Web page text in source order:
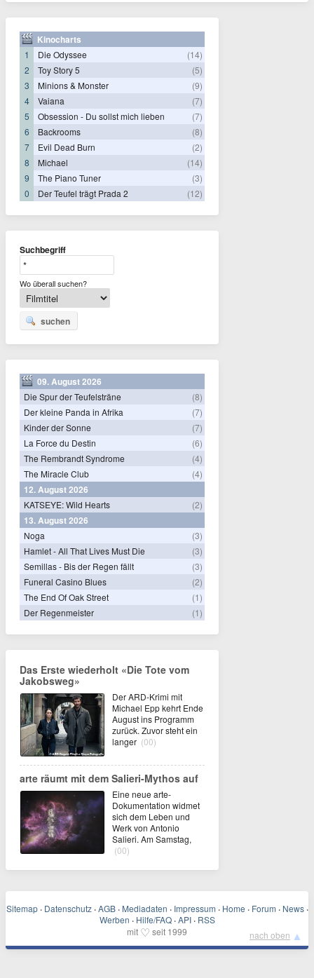
Kinocharts
1 Die Odyssee
(14)
2
Toy Story 5
(5)
3
Minions & Monster
(9)
4
Vaiana
(7)
5
Obsession - Du sollst mich lieben
(7)
6
Backrooms
(8)
7
Evil Dead Burn
(2)
8
Michael
(14)
9
The Piano Tuner
(3)
0
Der Teufel trägt Prada 2 (12)
Suchbegriff
Wo überall suchen?
suchen
09. August 2026
Die Spur der Teufelsträne
(8)
Der kleine Panda in Afrika
(7)
Kinder der Sonne
(7)
La Force du Destin
(6)
The Rembrandt Syndrome
(4)
The Miracle Club
(4)
12. August 2026
KATSEYE: Wild Hearts (2)
13. August 2026
Noga
(3)
Hamlet - All That Lives Must Die
(3)
Semillas - Bis der Regen fällt
(3)
Funeral Casino Blues
(2)
The End Of Oak Street
(1)
Der Regenmeister
(1)
Das Erste wiederholt «Die Tote vom
Jakobsweg»
Der ARD-Krimi mit
Michael Epp kehrt Ende
August ins Programm
zurück. Zuvor steht ein
langer (00)
arte räumt mit dem Salieri-Mythos auf
Eine neue arte-
Dokumentation widmet
sich dem Leben und
Werk von Antonio
Salieri. Am Samstag,
(00)
Sitemap · Datenschutz · AGB · Mediadaten · Impressum · Home · Forum · News ·
Werben · Hilfe/FAQ · API · RSS
mit ♡ seit 1999 nach oben ▲